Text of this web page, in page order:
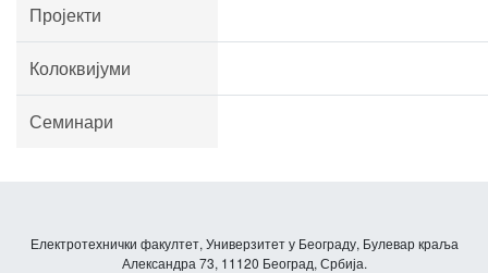
Пројекти
Колоквијуми
Семинари
Електротехнички факултет, Универзитет у Београду, Булевар краља
Александра 73, 11120 Београд, Србија.